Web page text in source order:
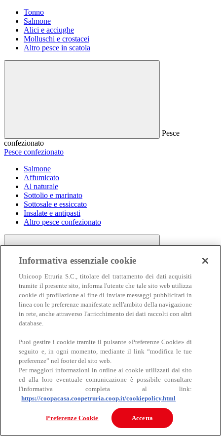
Tonno
Salmone
Alici e acciughe
Molluschi e crostacei
Altro pesce in scatola
Pesce
confezionato
Pesce confezionato
Salmone
Affumicato
Al naturale
Sottolio e marinato
Sottosale e essiccato
Insalate e antipasti
Altro pesce confezionato
Carne
Carne
Bovino
Informativa essenziale cookie
Unicoop Etruria S.C., titolare del trattamento dei dati acquisiti
tramite il presente sito, informa l'utente che tale sito web utilizza
cookie di profilazione al fine di inviare messaggi pubblicitari in
linea con le preferenze manifestate nell'ambito della navigazione
in rete, anche attraverso l'arricchimento dei dati raccolti con altri
database.
Puoi gestire i cookie tramite il pulsante «Preferenze Cookie» di
seguito e, in ogni momento, mediante il link “modifica le tue
preferenze” nel footer del sito web.
Per maggiori informazioni in ordine ai cookie utilizzati dal sito
ed alla loro eventuale comunicazione è possibile consultare
l'informativa completa al link:
https://coopacasa.coopetruria.coop.it/cookiepolicy.html
Preferenze Cookie Accetta